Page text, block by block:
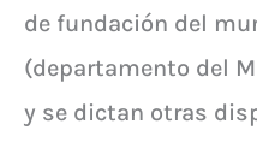
de fundación del
(departamento del
y se dictan otras